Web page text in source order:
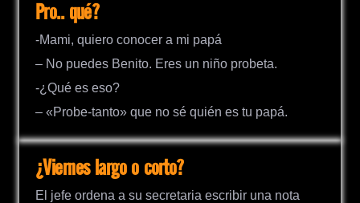
Pro.. qué?
-Mami, quiero conocer a mi papá
– No puedes Benito. Eres un niño probeta.
-¿Qué es eso?
– «Probe-tanto» que no sé quién es tu papá.
¿Viernes largo o corto?
El jefe ordena a su secretaria escribir una nota